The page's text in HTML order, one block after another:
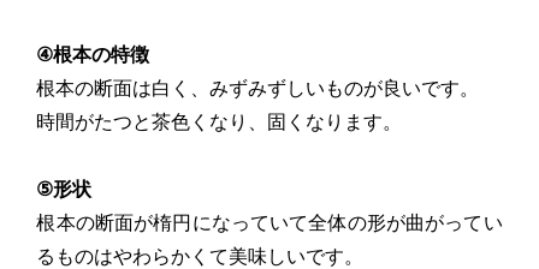
④根本の特徴
根本の断面は白く、みずみずしいものが良いです。
時間がたつと茶色くなり、固くなります。
⑤形状
根本の断面が楕円になっていて全体の形が曲がってい
るものはやわらかくて美味しいです。